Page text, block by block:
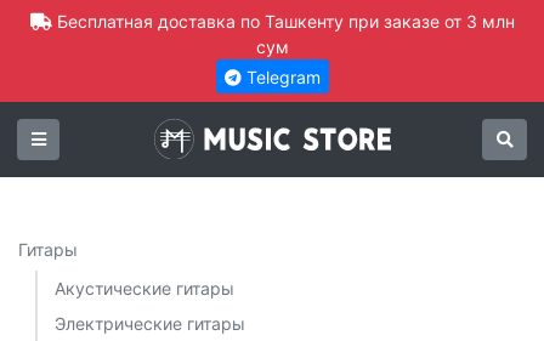
Бесплатная доставка по Ташкенту при заказе от 3 млн
сум
Telegram
Гитары
Акустические гитары
Электрические гитары